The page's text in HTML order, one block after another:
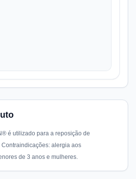
é utilizado para a reposição de
alergia aos
de 3 anos e mulheres.